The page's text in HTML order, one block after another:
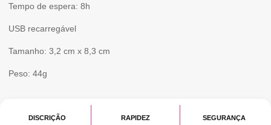
Tempo de espera: 8h
USB recarregável
Tamanho: 3,2 cm x 8,3 cm
Peso: 44g
DISCRIÇÃO RAPIDEZ SEGURANÇA